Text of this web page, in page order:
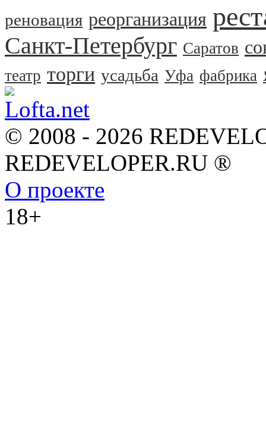
реновация реорганизация
Санкт-Петербург Саратов
театр торги усадьба Уфа фабрика
© 2008 - 2026
REDEVELOPER.RU ®
О проекте
18+